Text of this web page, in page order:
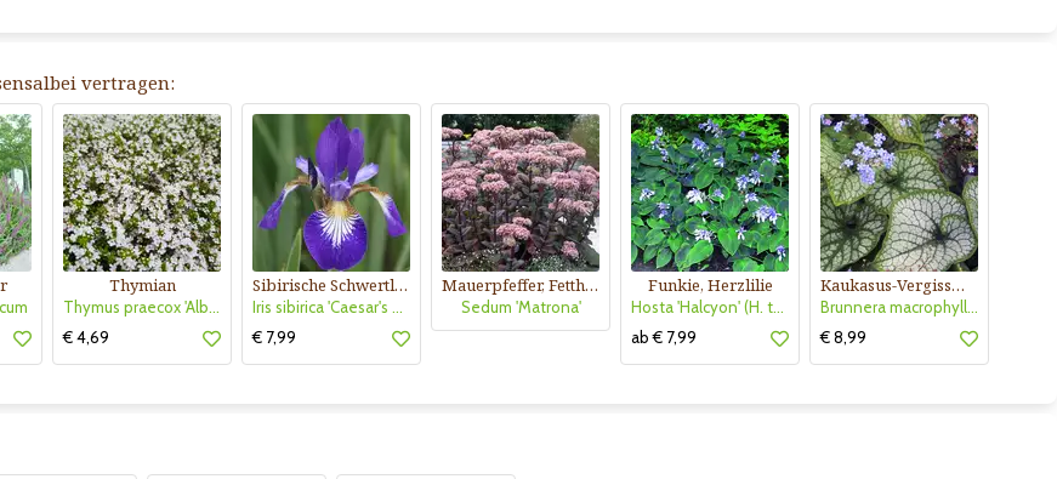
vertragen:
Thymian
Thymus praecox 'Albiflorus'
€ 4,69
Sibirische Schwertlilie
Iris sibirica 'Caesar's Brother'
€ 7,99
Mauerpfeffer, Fetthenne
Sedum 'Matrona'
Funkie, Herzlilie
Hosta 'Halcyon' (H. tardiana)
ab € 7,99
Kaukasus-Vergissmeinnicht
Brunnera macrophylla 'Jack Frost'
€ 8,99